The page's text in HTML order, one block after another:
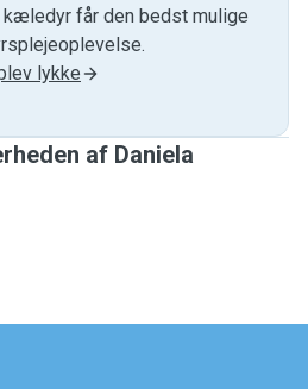
kæledyr får den bedst mulige
lykke
af ​​Daniela